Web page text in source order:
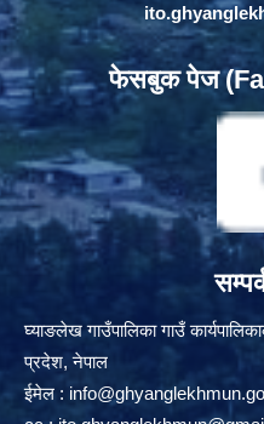
फेसबुक पेज
घ्याङलेख गाउँपालिका गाउँ
प्रदेश, नेपाल
ईमेल :